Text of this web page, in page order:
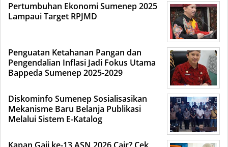
Pertumbuhan Ekonomi Sumenep 2025
Lampaui Target RPJMD
Penguatan Ketahanan Pangan dan
Pengendalian Inflasi Jadi Fokus Utama
Bappeda Sumenep 2025-2029
Diskominfo Sumenep Sosialisasikan
Mekanisme Baru Belanja Publikasi
Melalui Sistem E-Katalog